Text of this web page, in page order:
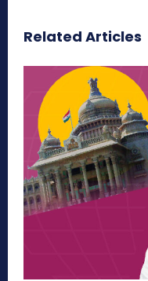
Related Articles